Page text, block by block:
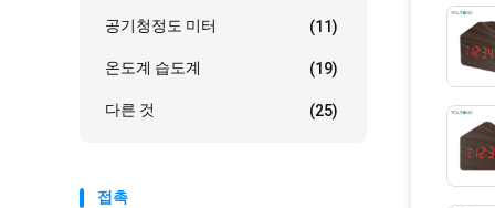
공기청정도 미터 (11)
온도계 습도계 (19)
다른 것 (25)
접촉